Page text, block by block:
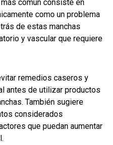
común consiste en
como un problema
de estas manchas
y vascular que requiere
remedios caseros y
antes de utilizar productos
También sugiere
considerados
que puedan aumentar